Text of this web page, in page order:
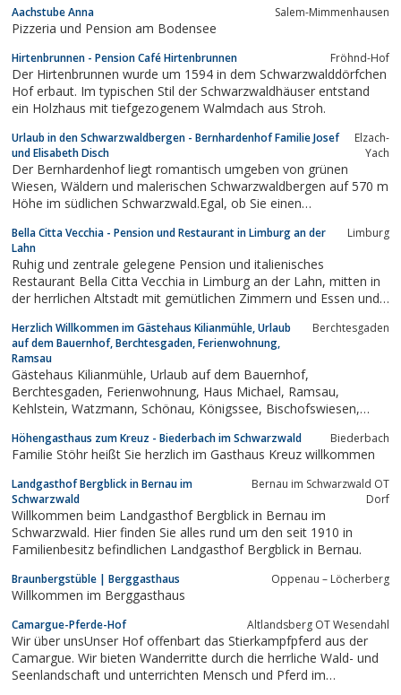
Aachstube Anna Salem-Mimmenhausen
Pizzeria und Pension am Bodensee
Hirtenbrunnen - Pension Café Hirtenbrunnen Fröhnd-Hof
Der Hirtenbrunnen wurde um 1594 in dem Schwarzwalddörfchen
Hof erbaut. Im typischen Stil der Schwarzwaldhäuser entstand
ein Holzhaus mit tiefgezogenem Walmdach aus Stroh.
Urlaub in den Schwarzwaldbergen - Bernhardenhof Familie Josef
und Elisabeth Disch
Elzach-
Yach
Der Bernhardenhof liegt romantisch umgeben von grünen
Wiesen, Wäldern und malerischen Schwarzwaldbergen auf 570 m
Höhe im südlichen Schwarzwald.Egal, ob Sie einen
oder Ruhe suchen – bei uns sind Sie richtig.
Bella Citta Vecchia - Pension und Restaurant in Limburg an der
Lahn
Limburg
Ruhig und zentrale gelegene Pension und italienisches
Restaurant Bella Citta Vecchia in Limburg an der Lahn, mitten in
der herrlichen Altstadt mit gemütlichen Zimmern und Essen und
Herzlich Willkommen im Gästehaus Kilianmühle, Urlaub
auf dem Bauernhof, Berchtesgaden, Ferienwohnung,
Ramsau
Berchtesgaden
Gästehaus Kilianmühle, Urlaub auf dem Bauernhof,
Berchtesgaden, Ferienwohnung, Haus Michael, Ramsau,
Kehlstein, Watzmann, Schönau, Königssee, Bischofswiesen,
Wandern, Wellness, Gesundheit
Höhengasthaus zum Kreuz - Biederbach im Schwarzwald Biederbach
Familie Stöhr heißt Sie herzlich im Gasthaus Kreuz willkommen
Landgasthof Bergblick in Bernau im
Schwarzwald
Bernau im Schwarzwald OT
Dorf
Willkommen beim Landgasthof Bergblick in Bernau im
Schwarzwald. Hier finden Sie alles rund um den seit 1910 in
Familienbesitz befindlichen Landgasthof Bergblick in Bernau.
Braunbergstüble | Berggasthaus Oppenau – Löcherberg
Willkommen im Berggasthaus
Camargue-Pferde-Hof Altlandsberg OT Wesendahl
Wir über unsUnser Hof offenbart das Stierkampfpferd aus der
Camargue. Wir bieten Wanderritte durch die herrliche Wald- und
Seenlandschaft und unterrichten Mensch und Pferd im